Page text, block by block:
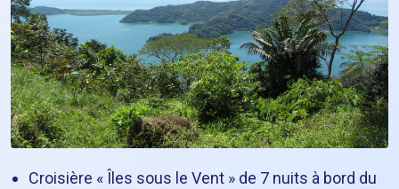
Croisière « Îles sous le Vent » de 7 nuits à bord du